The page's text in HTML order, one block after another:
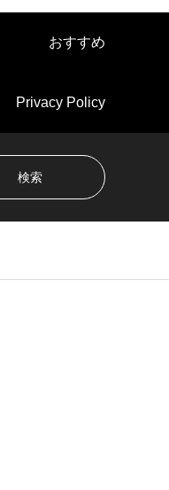
おすすめ
Privacy Policy